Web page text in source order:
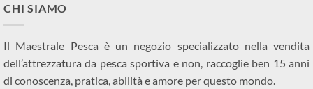
CHI SIAMO
Il Maestrale Pesca è un negozio specializzato nella vendita
dell’attrezzatura da pesca sportiva e non, raccoglie ben 15 anni
di conoscenza, pratica, abilità e amore per questo mondo.